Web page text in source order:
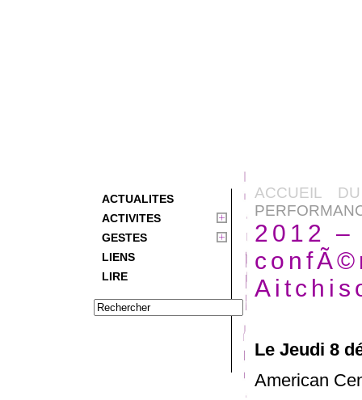
ACTUALITES
ACTIVITES
GESTES
LIENS
LIRE
ACCUEIL
2012 –
Le Jeudi 8
American